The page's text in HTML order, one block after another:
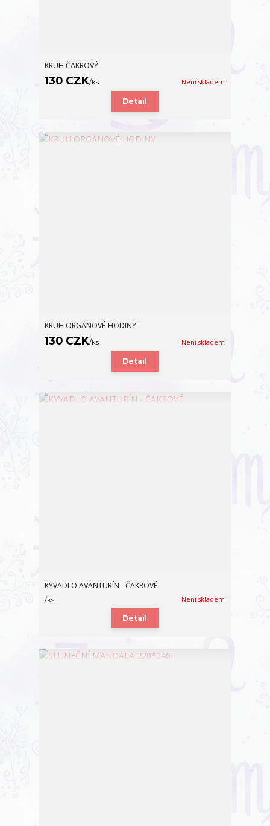
KRUH ČAKROVÝ
130 CZK/ks Není skladem
Detail
KRUH ORGÁNOVÉ HODINY
130 CZK/ks Není skladem
Detail
KYVADLO AVANTURÍN - ČAKROVÉ
/ks Není skladem
Detail